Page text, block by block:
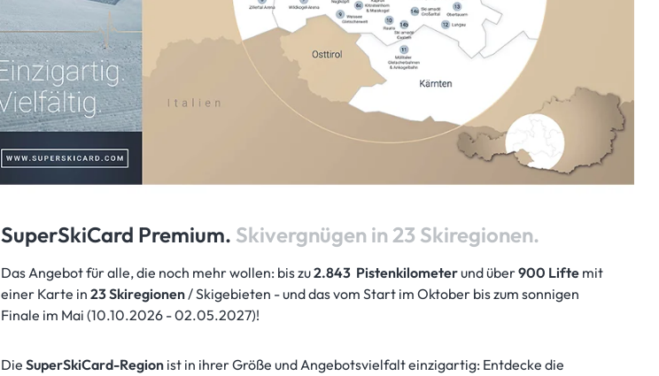
SuperSkiCard Premium. Skivergnügen in 23 Skiregionen.
Das Angebot für alle, die noch mehr wollen: bis zu2.843 Pistenkilometerund über900 Lifte mit
einer Karte in23 Skiregionen/ Skigebieten - und das vom Start im Oktober bis zum sonnigen
Finale im Mai (10.10.2026 - 02.05.2027)!
DieSuperSkiCard-Region ist in ihrer Größe und Angebotsvielfalt einzigartig: Entdecke die